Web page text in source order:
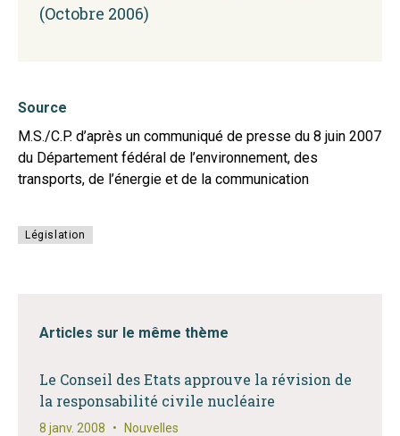
(Octobre 2006)
Source
M.S./C.P. d’après un communiqué de presse du 8 juin 2007
du Département fédéral de l’environnement, des
transports, de l’énergie et de la communication
Législation
Articles sur le même thème
Le Conseil des Etats approuve la révision de
la responsabilité civile nucléaire
8 janv. 2008 • Nouvelles